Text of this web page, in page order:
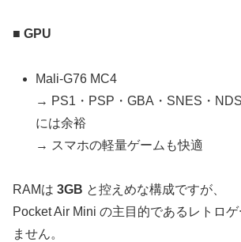
■ GPU
Mali-G76 MC4
→ PS1・PSP・GBA・SNES・
には余裕
→ スマホの軽量ゲームも快適
RAMは 3GB と控えめな構成ですが、
Pocket Air Mini の主目的であるレトロ
ません。